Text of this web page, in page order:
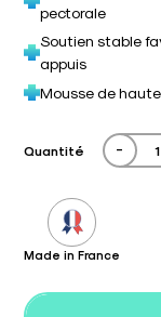
pectorale
Soutien stable
appuis
Mousse de
Quantité -
Made in France